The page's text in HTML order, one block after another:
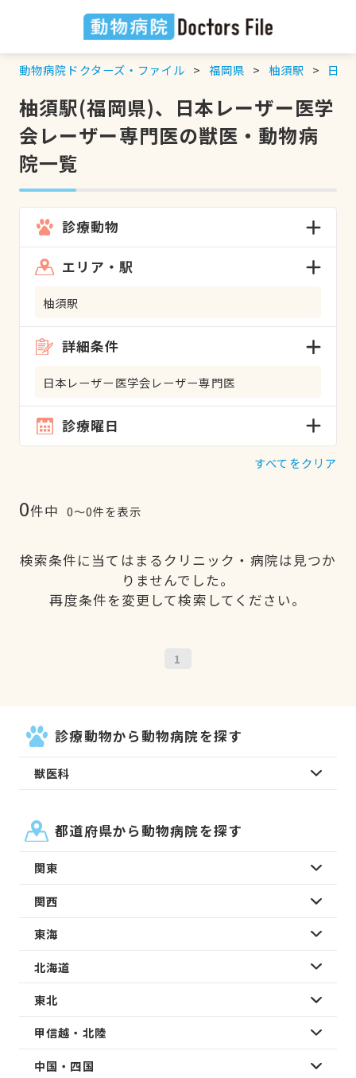
動物病院ドクターズ・ファイル 福岡県 柚須駅 日本
柚須駅(福岡県)、日本レーザー医学
会レーザー専門医の獣医・動物病
院一覧
診療動物
エリア・駅
柚須駅
詳細条件
日本レーザー医学会レーザー専門医
診療曜日
すべてをクリア
0件中 0〜0件を表示
検索条件に当てはまるクリニック・病院は見つか
りませんでした。
再度条件を変更して検索してください。
1
診療動物から動物病院を探す
獣医科
都道府県から動物病院を探す
関東
関西
東海
北海道
東北
甲信越・北陸
中国・四国